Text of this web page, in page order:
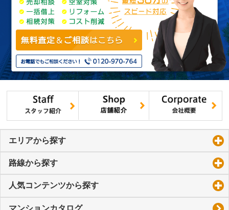
エリアから探す
路線から探す
人気コンテンツから探す
マンションカタログ